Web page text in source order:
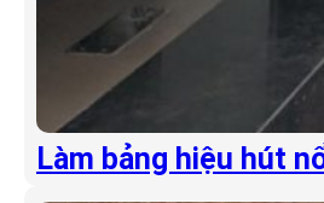
Làm bảng hiệu hút